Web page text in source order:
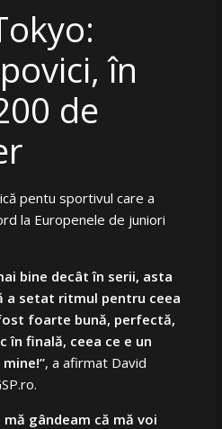
în
de
pentu sportivul care a
la Europenele de juniori
bine decât în serii, asta
a setat ritmul pentru ceea
foarte bună, perfectă,
în finală, ceea ce e un
, a afirmat David
mă gândeam că mă voi